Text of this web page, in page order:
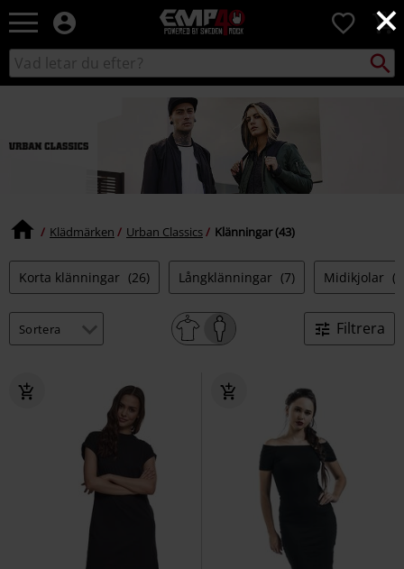
×
EMP
-
Musik,
TV
Spelmerch
-
Alternativt
Mode
0
Sök
i
Sök
Klädmärken Urban Classics Klänningar (43)
Korta klänningar (26) Långklänningar (7) Midikjolar
Filtrera